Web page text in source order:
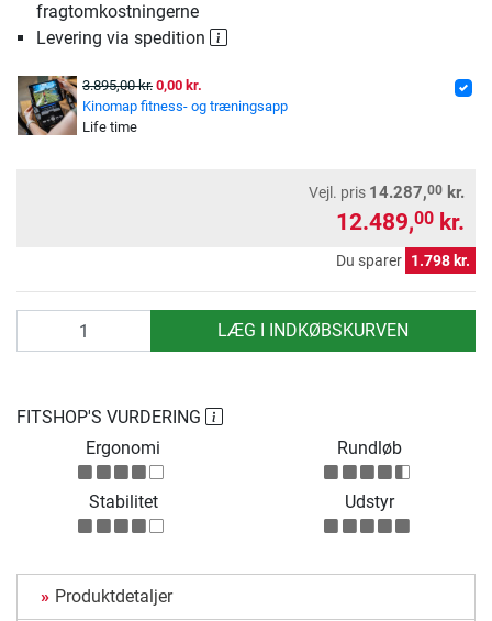
fragtomkostningerne
Levering via spedition
3.895,00 kr. 0,00 kr.
Kinomap fitness- og træningsapp
Life time
Vejl. pris 14.287,00 kr.
12.489,00 kr.
Du sparer 1.798 kr.
LÆG I INDKØBSKURVEN
FITSHOP'S VURDERING
Ergonomi
Rundløb
Stabilitet Udstyr
Produktdetaljer